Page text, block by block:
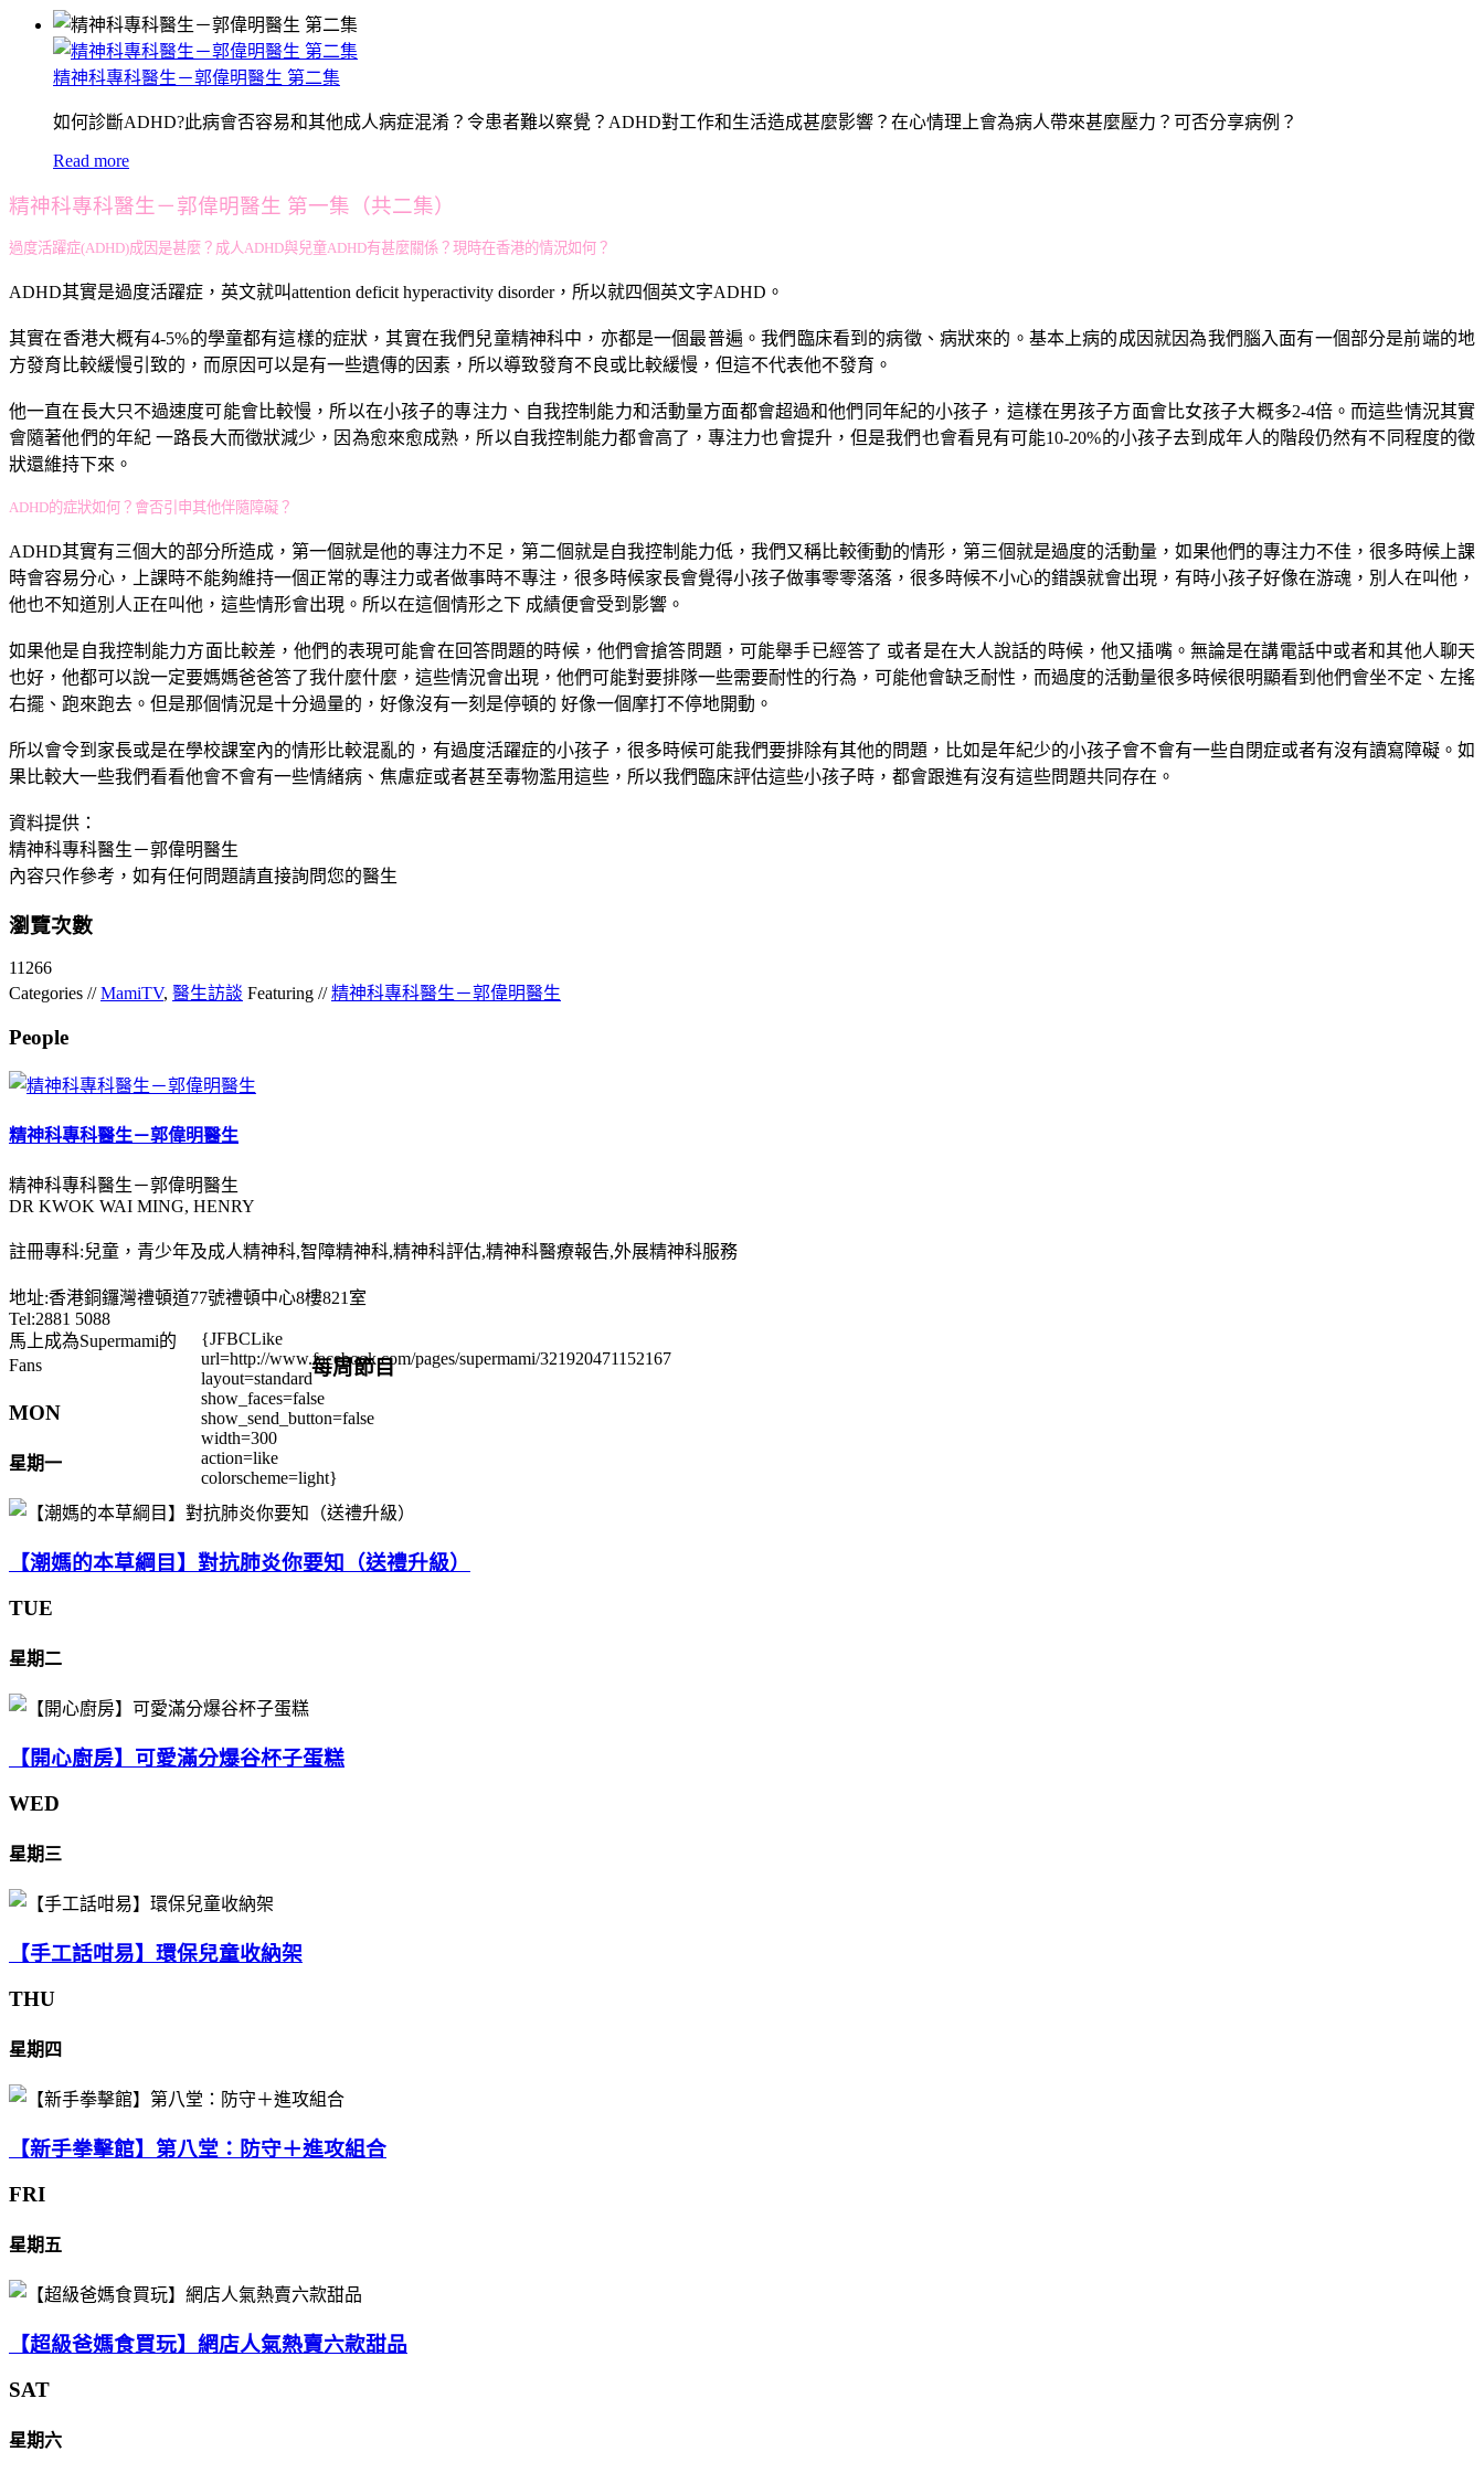
精神科專科醫生－郭偉明醫生 第二集
如何診斷ADHD?此病會否容易和其他成人病症混淆？令患者難以察覺？ADHD對工作和生活造成甚麼影響？在心情理上會為病人帶來甚麼壓力？可否分享病例？
Read more
精神科專科醫生－郭偉明醫生 第一集（共二集）
過度活躍症(ADHD)成因是甚麼？成人ADHD與兒童ADHD有甚麼關係？現時在香港的情況如何？
ADHD其實是過度活躍症，英文就叫attention deficit hyperactivity disorder，所以就四個英文字ADHD。
其實在香港大概有4-5%的學童都有這樣的症狀，其實在我們兒童精神科中，亦都是一個最普遍。我們臨床看到的病徵、病狀來的。基本上病的成因就因為我們腦入面有一個部分是前端的地
方發育比較緩慢引致的，而原因可以是有一些遺傳的因素，所以導致發育不良或比較緩慢，但這不代表他不發育。
他一直在長大只不過速度可能會比較慢，所以在小孩子的專注力、自我控制能力和活動量方面都會超過和他們同年紀的小孩子，這樣在男孩子方面會比女孩子大概多2-4倍。而這些情況其實
會隨著他們的年紀 一路長大而徵狀減少，因為愈來愈成熟，所以自我控制能力都會高了，專注力也會提升，但是我們也會看見有可能10-20%的小孩子去到成年人的階段仍然有不同程度的徵
狀還維持下來。
ADHD的症狀如何？會否引申其他伴隨障礙？
ADHD其實有三個大的部分所造成，第一個就是他的專注力不足，第二個就是自我控制能力低，我們又稱比較衝動的情形，第三個就是過度的活動量，如果他們的專注力不佳，很多時候上課
時會容易分心，上課時不能夠維持一個正常的專注力或者做事時不專注，很多時候家長會覺得小孩子做事零零落落，很多時候不小心的錯誤就會出現，有時小孩子好像在游魂，別人在叫他，
他也不知道別人正在叫他，這些情形會出現。所以在這個情形之下 成績便會受到影響。
如果他是自我控制能力方面比較差，他們的表現可能會在回答問題的時候，他們會搶答問題，可能舉手已經答了 或者是在大人說話的時候，他又插嘴。無論是在講電話中或者和其他人聊天
也好，他都可以說一定要媽媽爸爸答了我什麼什麼，這些情況會出現，他們可能對要排隊一些需要耐性的行為，可能他會缺乏耐性，而過度的活動量很多時候很明顯看到他們會坐不定、左搖
右擺、跑來跑去。但是那個情況是十分過量的，好像沒有一刻是停頓的 好像一個摩打不停地開動。
所以會令到家長或是在學校課室內的情形比較混亂的，有過度活躍症的小孩子，很多時候可能我們要排除有其他的問題，比如是年紀少的小孩子會不會有一些自閉症或者有沒有讀寫障礙。如
果比較大一些我們看看他會不會有一些情緒病、焦慮症或者甚至毒物濫用這些，所以我們臨床評估這些小孩子時，都會跟進有沒有這些問題共同存在。
資料提供：
精神科專科醫生－郭偉明醫生
內容只作參考，如有任何問題請直接詢問您的醫生
瀏覽次數
11266
Categories //MamiTV, 醫生訪談 Featuring //精神科專科醫生－郭偉明醫生
People
精神科專科醫生－郭偉明醫生
精神科專科醫生－郭偉明醫生
DR KWOK WAI MING, HENRY
註冊專科:兒童，青少年及成人精神科,智障精神科,精神科評估,精神科醫療報告,外展精神科服務
地址:香港銅鑼灣禮頓道77號禮頓中心8樓821室
Tel:2881 5088
馬上成為Supermami的
Fans
{JFBCLike
url=http://www.facebook.com/pages/supermami/321920471152167
layout=standard
show_faces=false
show_send_button=false
width=300
action=like
colorscheme=light}
每周節目
MON
星期一
【潮媽的本草綱目】對抗肺炎你要知（送禮升級）
TUE
星期二
【開心廚房】可愛滿分爆谷杯子蛋糕
WED
星期三
【手工話咁易】環保兒童收納架
THU
星期四
【新手拳擊館】第八堂：防守＋進攻組合
FRI
星期五
【超級爸媽食買玩】網店人氣熱賣六款甜品
SAT
星期六